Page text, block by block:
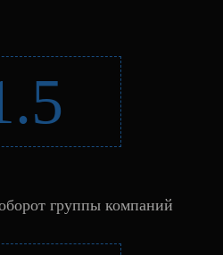
группы компаний